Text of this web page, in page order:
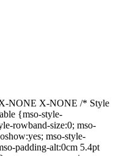
X-NONE X-NONE /* Style
{mso-style-
rowband-size:0; mso-
mso-style-
padding-alt:0cm 5.4pt